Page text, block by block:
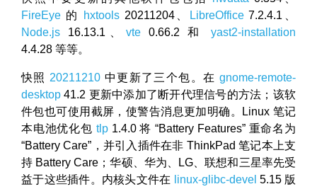
FireEye 的 hxtools20211204、 LibreOffice7.2.4.1、
Node.js 16.13.1、vte 0.66.2 和yast2-installation
4.4.28 等等。
快照 20211210 中更新了三个包。在gnome-remote-
desktop 41.2 更新中添加了断开代理信号的方法；该软
件包也可使用截屏，使警告消息更加明确。Linux 笔记
本电池优化包 tlp1.4.0 将 “Battery Features” 重命名为
“Battery Care”，并引入插件在非 ThinkPad 笔记本上支
持 Battery Care；华硕、华为、LG、联想和三星率先受
益于这些插件。内核头文件在
linux-glibc-devel 5.15 版